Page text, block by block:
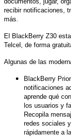
recibir notificaciones,
más.
El BlackBerry Z30
Telcel, de forma
Algunas de las
BlackBerry
notificaciones
aprende qué
los usuarios y
Recopila
redes sociales
rápidamente a